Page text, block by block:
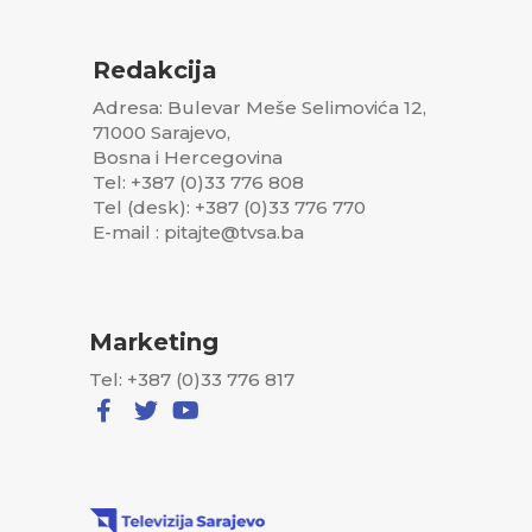
Redakcija
Adresa: Bulevar Meše Selimovića 12,
71000 Sarajevo,
Bosna i Hercegovina
Tel: +387 (0)33 776 808
Tel (desk): +387 (0)33 776 770
E-mail : pitajte@tvsa.ba
Marketing
Tel: +387 (0)33 776 817